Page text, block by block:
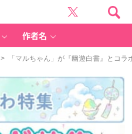
作者名
> 「マルちゃん」が『幽遊白書』とコラ